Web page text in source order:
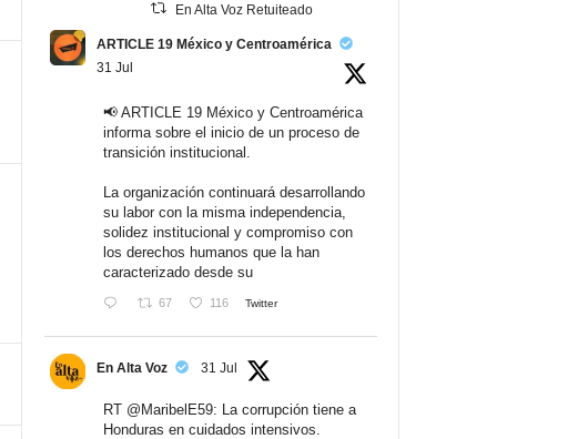
En Alta Voz Retuiteado
ARTICLE 19 México y Centroamérica
31 Jul
📢 ARTICLE 19 México y Centroamérica
informa sobre el inicio de un proceso de
transición institucional.
La organización continuará desarrollando
su labor con la misma independencia,
solidez institucional y compromiso con
los derechos humanos que la han
caracterizado desde su
67 116 Twitter
En Alta Voz 31 Jul
RT @MaribelE59: La corrupción tiene a
Honduras en cuidados intensivos.